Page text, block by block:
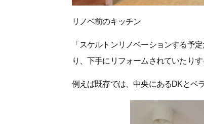
リノベ前のキッチン
「スケルトンリノベーションする予
り、下手にリフォームされていたり
例えば既存では、中央にあるDKとベ